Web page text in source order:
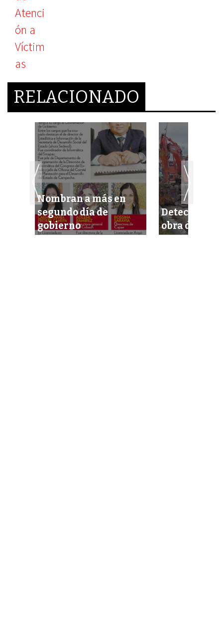
RELACIONADO
Nombran a más en
segundo día de
gobierno
Detectan
obra de la